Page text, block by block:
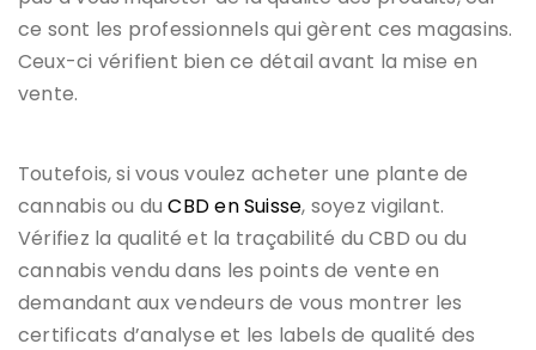
ce sont les professionnels qui gèrent ces magasins.
Ceux-ci vérifient bien ce détail avant la mise en
vente.
Toutefois, si vous voulez acheter une plante de
cannabis ou duCBD en Suisse, soyez vigilant.
Vérifiez la qualité et la traçabilité du CBD ou du
cannabis vendu dans les points de vente en
demandant aux vendeurs de vous montrer les
certificats d’analyse et les labels de qualité des